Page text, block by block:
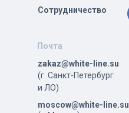
Почта
Сотрудничество
moscow@white-line.su
(г. Санкт-Петербург
и ЛО)
zakaz@white-line.su